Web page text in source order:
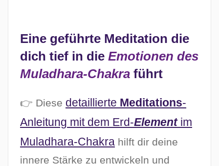
Eine geführte Meditation die
dich tief in die Emotionen des
Muladhara-Chakra führt
👉 Diese detaillierte Meditations-
Anleitung mit dem Erd-Element im
Muladhara-Chakra hilft dir deine
innere Stärke zu entwickeln und